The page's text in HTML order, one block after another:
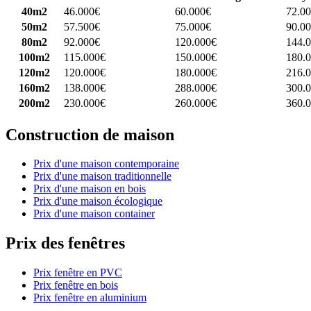
40m2
46.000€ 60.000€
50m2
57.500€ 75.000€
80m2
92.000€ 120.000€
100m2
115.000€ 150.000€
120m2
120.000€ 180.000€
160m2
138.000€ 288.000€
200m2
230.000€ 260.000€
Construction de maison
Prix d'une maison contemporaine
Prix d'une maison traditionnelle
Prix d'une maison en bois
Prix d'une maison écologique
Prix d'une maison container
Prix des fenêtres
Prix fenêtre en PVC
Prix fenêtre en bois
Prix fenêtre en aluminium